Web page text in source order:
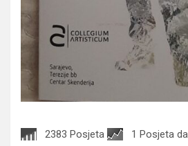
2383 Posjeta 1 Posjeta